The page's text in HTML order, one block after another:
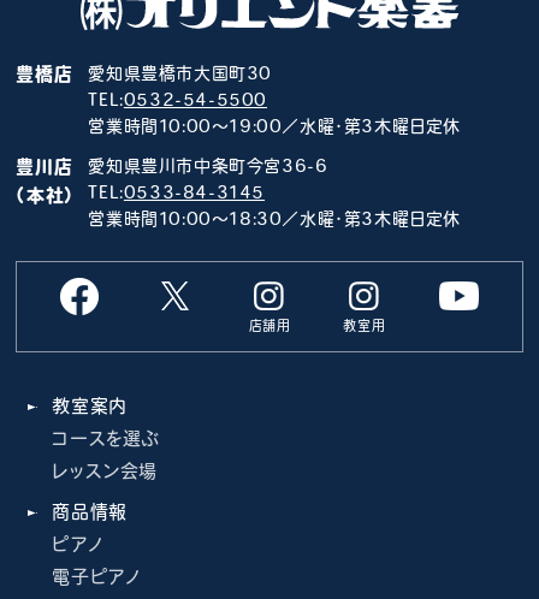
豊橋店
愛知県豊橋市大国町30
TEL:0532-54-5500
営業時間10:00～19:00／水曜･第3木曜日定休
豊川店
（本社）
愛知県豊川市中条町今宮36-6
TEL:0533-84-3145
営業時間10:00～18:30／水曜･第3木曜日定休
店舗用 教室用
教室案内
コースを選ぶ
レッスン会場
商品情報
ピアノ
電子ピアノ